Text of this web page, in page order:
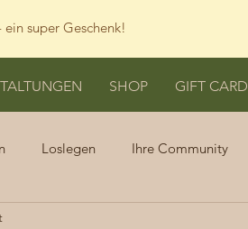
super Geschenk!
SHOP GIFT CARD
Loslegen Ihre Community